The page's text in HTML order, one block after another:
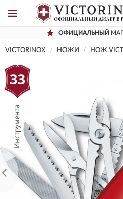
ОФИЦИАЛЬНЫЙ
VICTORINOX НОЖИ НОЖ